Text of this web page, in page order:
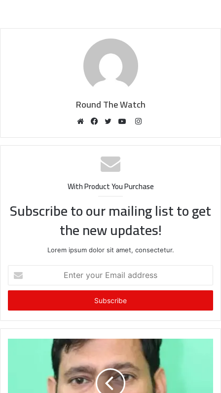
Round The Watch
Instagram
With Product You Purchase
Subscribe to our mailing list to get
the new updates!
Lorem ipsum dolor sit amet, consectetur.
your
Email